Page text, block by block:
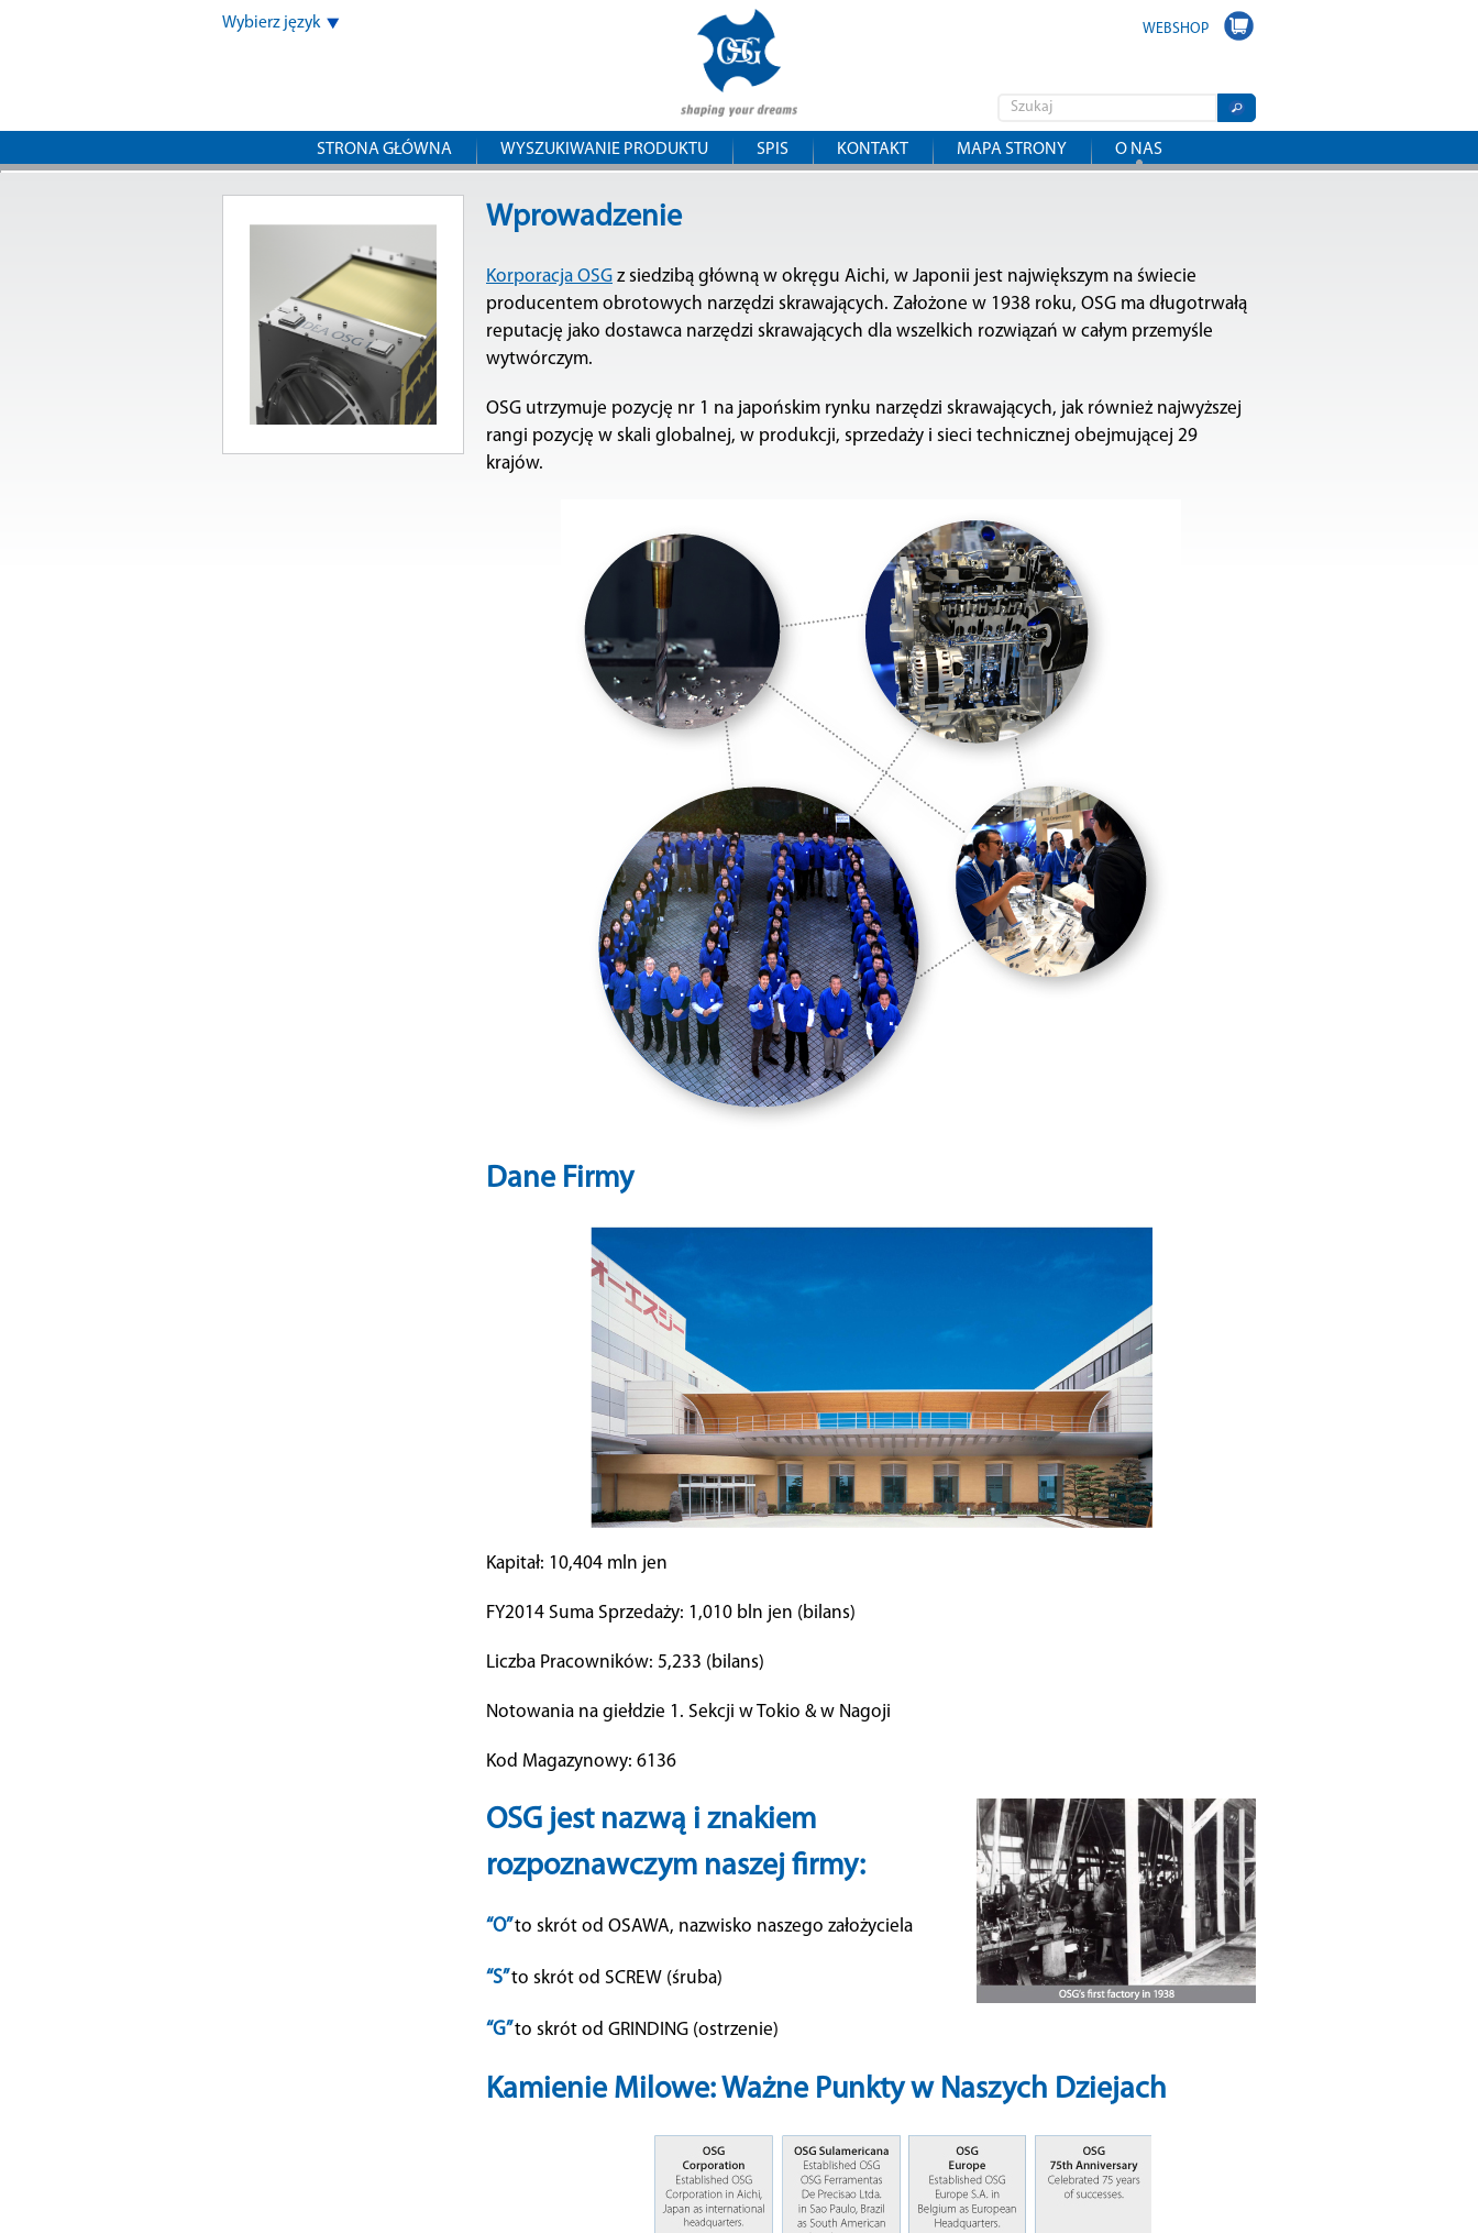
Wybierz język
Europe
WEBSHOP
STRONA GŁÓWNA WYSZUKIWANIE PRODUKTU SPIS KONTAKT MAPA STRONY O NAS
Wprowadzenie
Korporacja OSG z siedzibą główną w okręgu Aichi, w Japonii jest największym na świecie
producentem obrotowych narzędzi skrawających. Założone w 1938 roku, OSG ma długotrwałą
reputację jako dostawca narzędzi skrawających dla wszelkich rozwiązań w całym przemyśle
wytwórczym.
OSG utrzymuje pozycję nr 1 na japońskim rynku narzędzi skrawających, jak również najwyższej
rangi pozycję w skali globalnej, w produkcji, sprzedaży i sieci technicznej obejmującej 29
krajów.
Dane Firmy
Kapitał: 10,404 mln jen
FY2014 Suma Sprzedaży: 1,010 bln jen (bilans)
Liczba Pracowników: 5,233 (bilans)
Notowania na giełdzie 1. Sekcji w Tokio & w Nagoji
Kod Magazynowy: 6136
OSG jest nazwą i znakiem
rozpoznawczym naszej firmy:
“O”to skrót od OSAWA, nazwisko naszego założyciela
“S”to skrót od SCREW (śruba)
“G”to skrót od GRINDING (ostrzenie)
Kamienie Milowe: Ważne Punkty w Naszych Dziejach